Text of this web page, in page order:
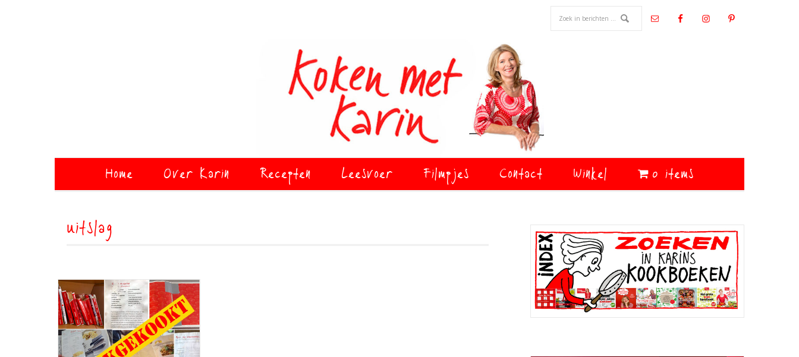
Home Over Karin Recepten Leesvoer Filmpjes Contact Winkel 0 items
uitslag
Primaire
Sidebar